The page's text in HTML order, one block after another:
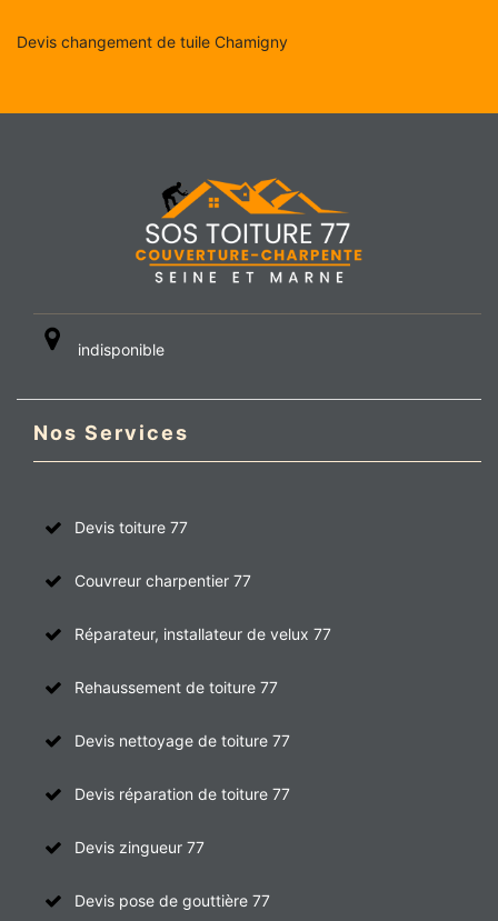
Devis changement de tuile Chamigny
indisponible
Nos Services
Devis toiture 77
Couvreur charpentier 77
Réparateur, installateur de velux 77
Rehaussement de toiture 77
Devis nettoyage de toiture 77
Devis réparation de toiture 77
Devis zingueur 77
Devis pose de gouttière 77